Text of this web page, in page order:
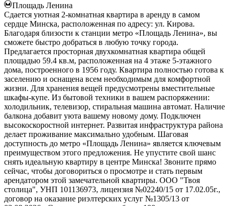
Площадь Ленина
Сдается уютная 2-комнатная квартира в аренду в самом
сердце Минска, расположенная по адресу: ул. Кирова.
Благодаря близости к станции метро «Площадь Ленина», вы
сможете быстро добраться в любую точку города.
Предлагается просторная двухкомнатная квартира общей
площадью 59.4 кв.м, расположенная на 4 этаже 5-этажного
дома, построенного в 1956 году. Квартира полностью готова к
заселению и оснащена всем необходимым для комфортной
жизни. Для хранения вещей предусмотрены вместительные
шкафы-купе. Из бытовой техники в вашем распоряжении:
холодильник, телевизор, стиральная машина автомат. Наличие
балкона добавит уюта вашему новому дому. Подключен
высокоскоростной интернет. Развитая инфраструктура района
делает проживание максимально удобным. Шаговая
доступность до метро «Площадь Ленина» является ключевым
преимуществом этого предложения. Не упустите свой шанс
снять идеальную квартиру в центре Минска! Звоните прямо
сейчас, чтобы договориться о просмотре и стать первым
арендатором этой замечательной квартиры. ООО "Твоя
столица", УНП 101136973, лицензия №02240/15 от 17.02.05г.,
договор на оказание риэлтерских услуг №1305/13 от